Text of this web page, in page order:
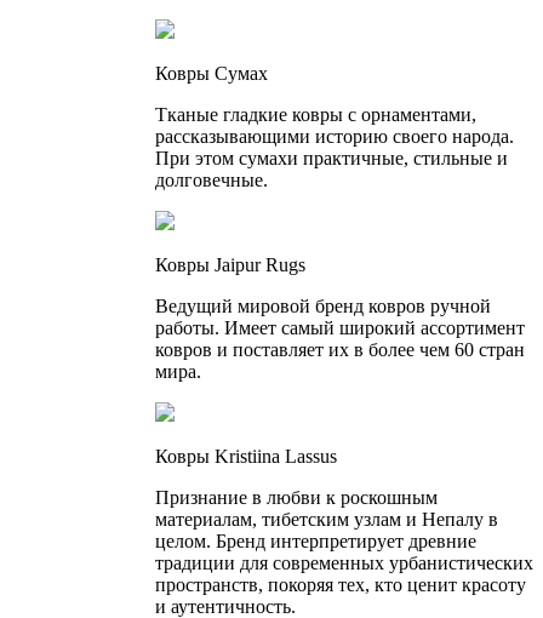
Ковры Сумах
Тканые гладкие ковры с орнаментами,
рассказывающими историю своего народа.
При этом сумахи практичные, стильные и
долговечные.
Ковры Jaipur Rugs
Ведущий мировой бренд ковров ручной
работы. Имеет самый широкий ассортимент
ковров и поставляет их в более чем 60 стран
мира.
Ковры Kristiina Lassus
Признание в любви к роскошным
материалам, тибетским узлам и Непалу в
целом. Бренд интерпретирует древние
традиции для современных урбанистических
пространств, покоряя тех, кто ценит красоту
и аутентичность.